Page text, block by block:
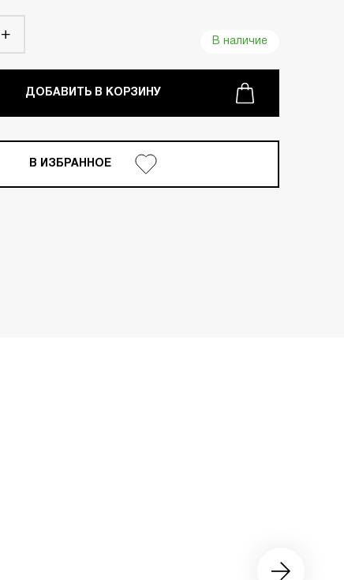
В наличие
ДОБАВИТЬ В КОРЗИНУ
В ИЗБРАННОЕ